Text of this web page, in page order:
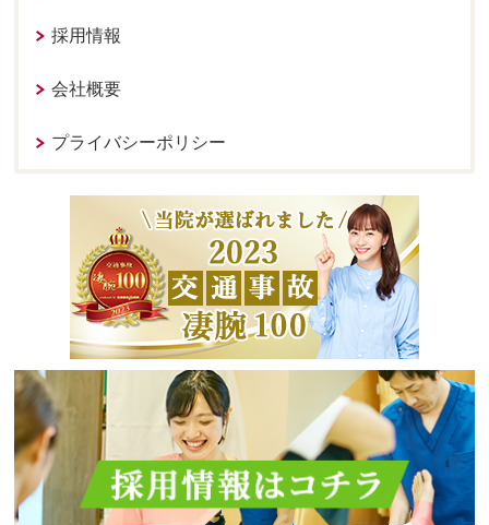
採用情報
会社概要
プライバシーポリシー